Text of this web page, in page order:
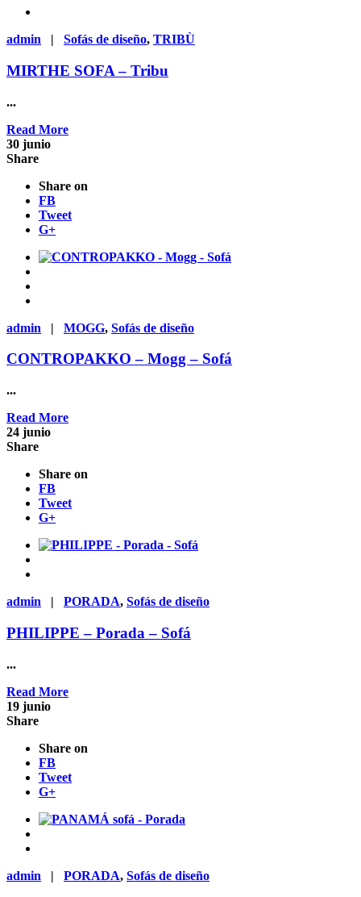
admin | Sofás de diseño, TRIBÙ
MIRTHE SOFA – Tribu
...
Read More
30 junio
Share
Share on
FB
Tweet
G+
admin | MOGG, Sofás de diseño
CONTROPAKKO – Mogg – Sofá
...
Read More
24 junio
Share
Share on
FB
Tweet
G+
admin | PORADA, Sofás de diseño
PHILIPPE – Porada – Sofá
...
Read More
19 junio
Share
Share on
FB
Tweet
G+
admin | PORADA, Sofás de diseño